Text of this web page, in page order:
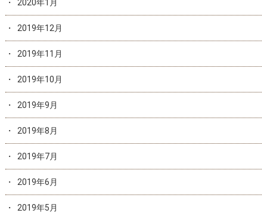
2020年1月
2019年12月
2019年11月
2019年10月
2019年9月
2019年8月
2019年7月
2019年6月
2019年5月